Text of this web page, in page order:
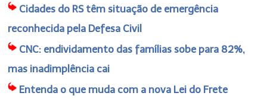
Cidades do RS têm situação de emergência
reconhecida pela Defesa Civil
CNC: endividamento das famílias sobe para 82%,
mas inadimplência cai
Entenda o que muda com a nova Lei do Frete